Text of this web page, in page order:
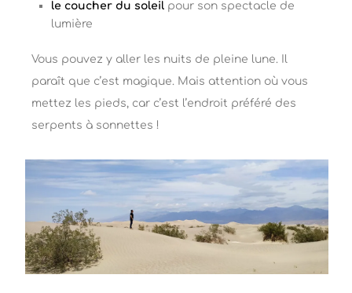
le coucher du soleil pour son spectacle de
lumière
Vous pouvez y aller les nuits de pleine lune. Il
paraît que c’est magique. Mais attention où vous
mettez les pieds, car c’est l’endroit préféré des
serpents à sonnettes !